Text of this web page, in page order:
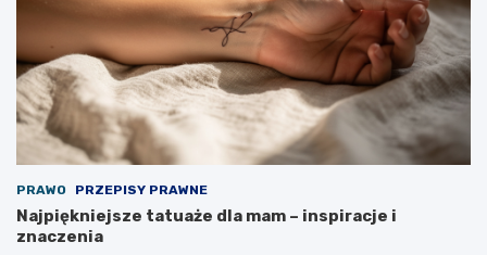
PRAWO PRZEPISY PRAWNE
Najpiękniejsze tatuaże dla mam – inspiracje i
znaczenia